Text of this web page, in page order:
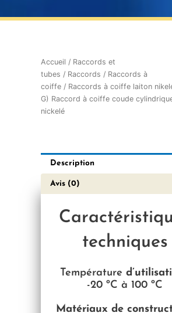
Accueil / Raccords et
tubes / Raccords / Raccords à
coiffe / Raccords à coiffe laiton
G) Raccord à coiffe coude
nickelé
Description
Avis (0)
techniques
Température
-20 ºC à 100 ºC
Matériaux de